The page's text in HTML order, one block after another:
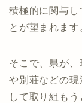
積極的に関与し
とが望まれます
そこで、県が
や別荘などの
して取り組も